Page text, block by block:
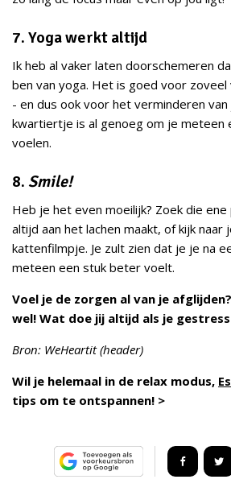
7. Yoga werkt altijd
Ik heb al vaker laten doorschemeren
ben van yoga. Het is goed voor zoveel
- en dus ook voor het verminderen
kwartiertje is al genoeg om je meteen
voelen.
8. Smile!
Heb je het even moeilijk? Zoek die
altijd aan het lachen maakt, of kijk naar
kattenfilmpje. Je zult zien dat je je na
meteen een stuk beter voelt.
Voel je de zorgen al van je
wel! Wat doe jij altijd als je
Bron: WeHeartit (header)
Wil je helemaal in de relax modus,
tips om te ontspannen! >